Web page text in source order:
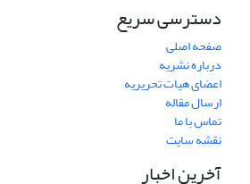
دسترسی سریع
صفحه اصلی
درباره نشریه
اعضای هیات تحریریه
ارسال مقاله
تماس با ما
نقشه سایت
آخرین اخبار